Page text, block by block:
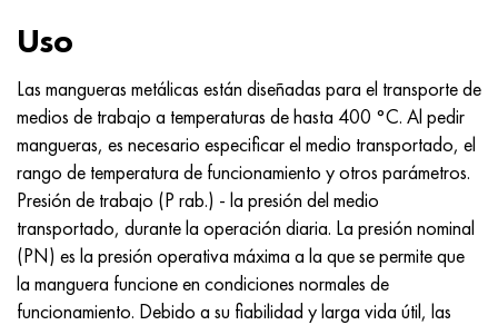
Uso
Las mangueras metálicas están diseñadas para el transporte de
medios de trabajo a temperaturas de hasta 400 °C. Al pedir
mangueras, es necesario especificar el medio transportado, el
rango de temperatura de funcionamiento y otros parámetros.
Presión de trabajo (P rab.) - la presión del medio
transportado, durante la operación diaria. La presión nominal
(PN) es la presión operativa máxima a la que se permite que
la manguera funcione en condiciones normales de
funcionamiento. Debido a su fiabilidad y larga vida útil, las
Nimónico 263
Haynes 25
Haynes 188
Haynes 230
AM-355 - ams 5547
Custom 450® - uns S45000
Ascoloy griego 418
Tubería resistente a la corrosión
50X14MF
65X13
90X18MF
95X18
38x2n2ma, 34CrNiMo6, 40NiCrMo7
40hn2ma, 34CrNiMo4, 36hnm
38hs, 37hs
38XA, 37Cr4, AISI 5135